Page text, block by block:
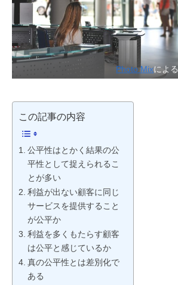
Photo Mixによる
この記事の内容
公平性はとかく結果の公
平性として捉えられるこ
とが多い
利益が出ない顧客に同じ
サービスを提供すること
が公平か
利益を多くもたらす顧客
は公平と感じているか
真の公平性とは差別化で
ある